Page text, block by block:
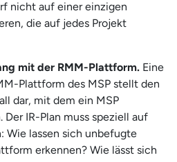
nicht auf einer einzigen
die auf jedes Projekt
mit der RMM-Plattform. Eine
Plattform des MSP stellt den
dar, mit dem ein MSP
IR-Plan muss speziell auf
Wie lassen sich unbefugte
erkennen? Wie lässt sich